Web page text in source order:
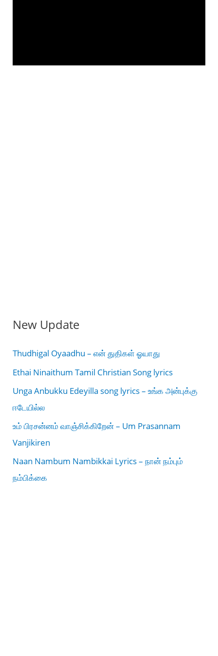
New Update
Thudhigal Oyaadhu – என் துதிகள் ஓயாது
Ethai Ninaithum Tamil Christian Song lyrics
Unga Anbukku Edeyilla song lyrics – உங்க அன்புக்கு
ஈடேயில்ல
உம் பிரசன்னம் வாஞ்சிக்கிறேன் – Um Prasannam
Vanjikiren
Naan Nambum Nambikkai Lyrics – நான் நம்பும்
நம்பிக்கை